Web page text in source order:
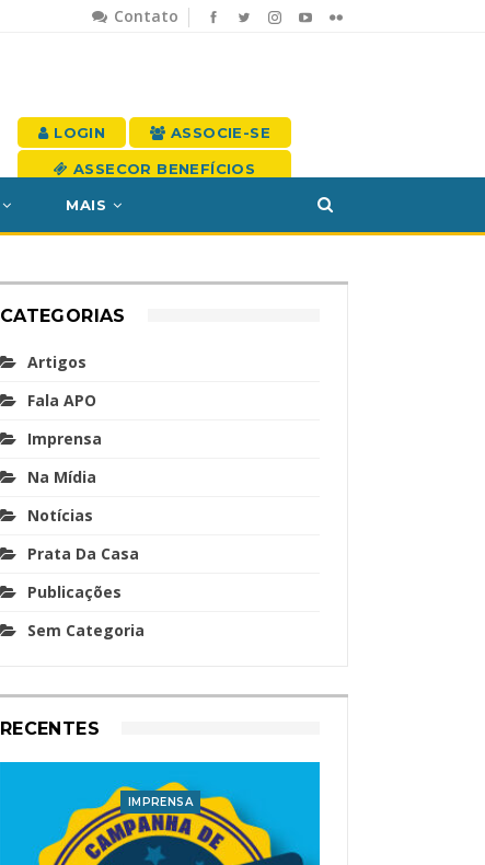
Contato
LOGIN ASSOCIE-SE
ASSECOR BENEFÍCIOS
MAIS
CATEGORIAS
Artigos
Fala APO
Imprensa
Na Mídia
Notícias
Prata Da Casa
Publicações
Sem Categoria
RECENTES
IMPRENSA